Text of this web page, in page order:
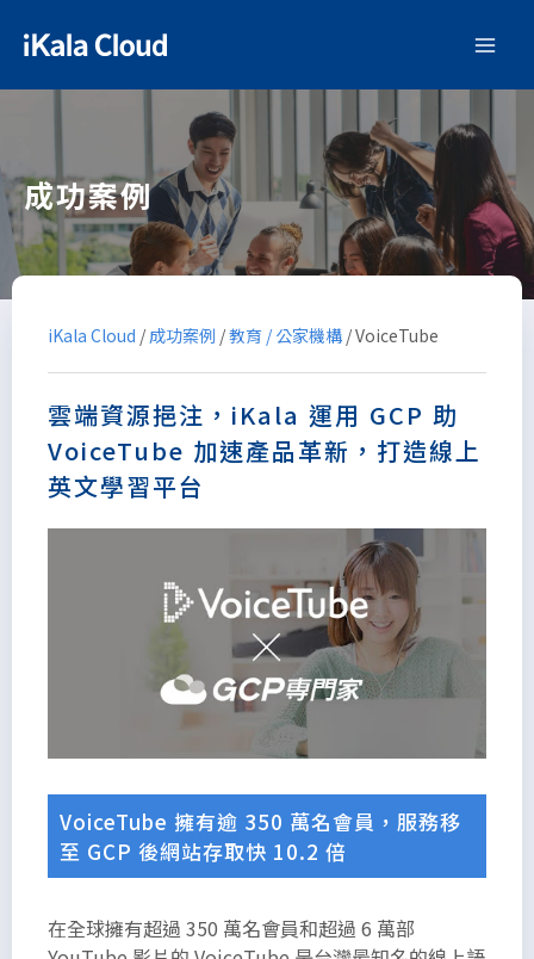
成功案例
iKala Cloud / 成功案例 /教育 / 公家機構 /VoiceTube
雲端資源挹注，iKala 運用 GCP 助
VoiceTube 加速產品革新，打造線上
英文學習平台
VoiceTube 擁有逾 350 萬名會員，服務移
至 GCP 後網站存取快 10.2 倍
在全球擁有超過 350 萬名會員和超過 6 萬部